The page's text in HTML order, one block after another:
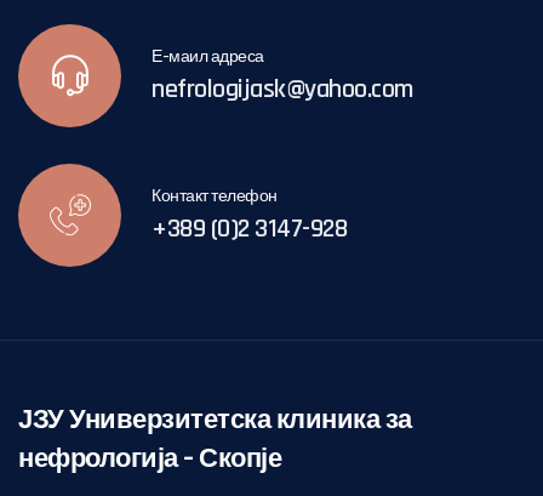
Е-маил адреса
nefrologijask@yahoo.com
Контакт телефон
+389 (0)2 3147-928
ЈЗУ Универзитетска клиника за
нефрологија – Скопје